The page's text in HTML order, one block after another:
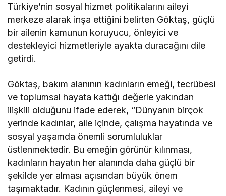
Türkiye’nin sosyal hizmet politikalarını aileyi
merkeze alarak inşa ettiğini belirten Göktaş, güçlü
bir ailenin kamunun koruyucu, önleyici ve
destekleyici hizmetleriyle ayakta duracağını dile
getirdi.
Göktaş, bakım alanının kadınların emeği, tecrübesi
ve toplumsal hayata kattığı değerle yakından
ilişkili olduğunu ifade ederek, “Dünyanın birçok
yerinde kadınlar, aile içinde, çalışma hayatında ve
sosyal yaşamda önemli sorumluluklar
üstlenmektedir. Bu emeğin görünür kılınması,
kadınların hayatın her alanında daha güçlü bir
şekilde yer alması açısından büyük önem
taşımaktadır. Kadının güçlenmesi, aileyi ve